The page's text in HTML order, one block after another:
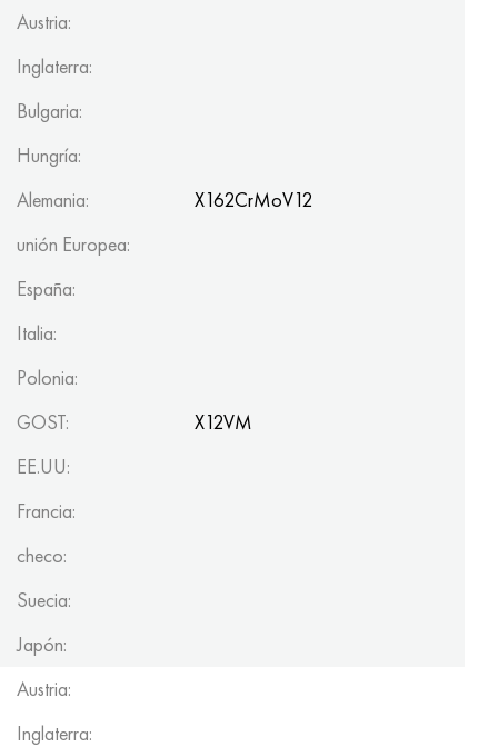
Austria:
Inglaterra:
Bulgaria:
Hungría:
Alemania:
X162CrMoV12
unión Europea:
España:
Italia:
Polonia:
GOST:
X12VM
EE.UU:
Francia:
checo:
Suecia:
Japón:
Austria:
Inglaterra: